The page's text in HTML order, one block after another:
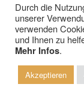
Durch die
unserer
verwenden
und Ihnen zu
Mehr Infos.
Akzeptieren